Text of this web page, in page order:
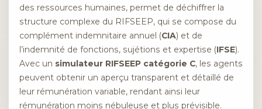
des ressources humaines, permet de déchiffrer la
structure complexe du RIFSEEP, qui se compose du
complément indemnitaire annuel (CIA) et de
l’indemnité de fonctions, sujétions et expertise (IFSE).
Avec un simulateur RIFSEEP catégorie C, les agents
peuvent obtenir un aperçu transparent et détaillé de
leur rémunération variable, rendant ainsi leur
rémunération moins nébuleuse et plus prévisible.